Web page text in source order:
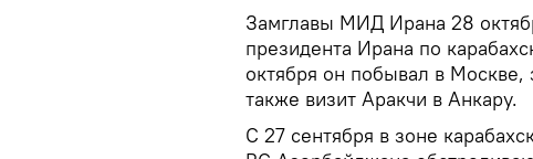
Замглавы МИД Ирана 28
президента Ирана по
октября он побывал в Москве,
также визит Аракчи в Анкару.
С 27 сентября в зоне